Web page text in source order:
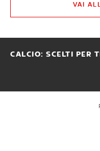
VAI
CALCIO: SCELTI PER